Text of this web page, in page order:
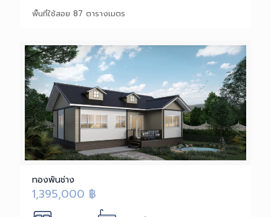
พื้นที่ใช้สอย 87 ตารางเมตร
ทองพันช่าง
1,395,000 ฿